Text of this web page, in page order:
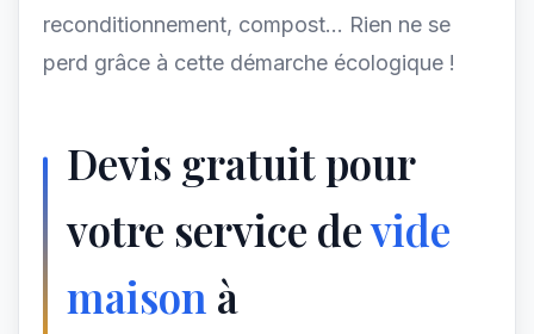
reconditionnement, compost... Rien ne se
perd grâce à cette démarche écologique !
Devis gratuit pour
votre service devide
maison à